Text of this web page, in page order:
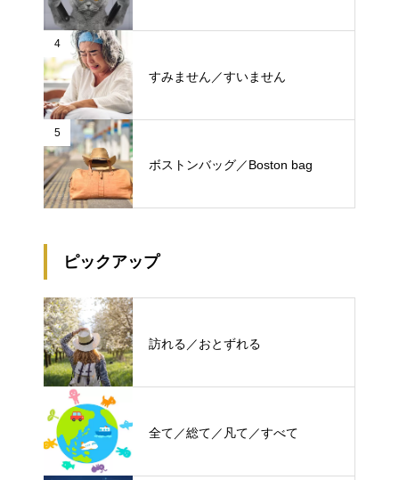
4
すみません／すいません
5
ボストンバッグ／Boston bag
ピックアップ
訪れる／おとずれる
全て／総て／凡て／すべて